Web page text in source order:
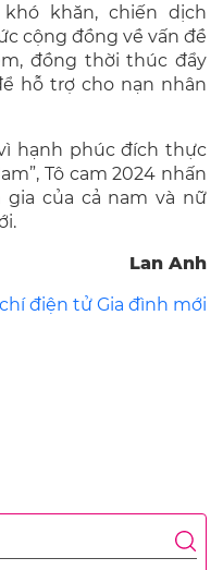
khăn, chiến dịch
cộng đồng về vấn đề
đồng thời thúc đẩy
hỗ trợ cho nạn nhân
hạnh phúc đích thực
Tô cam 2024 nhấn
của cả nam và nữ
Lan Anh
điện tử Gia đình mới